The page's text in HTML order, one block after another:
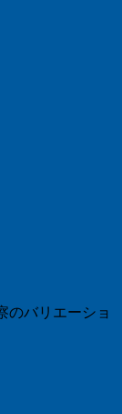
のバリエーショ